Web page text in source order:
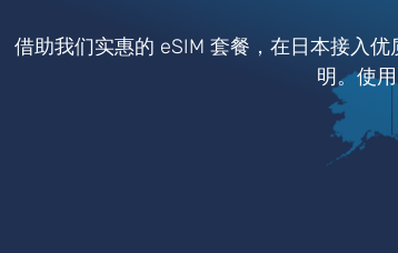
借助我们实惠的 eSIM 套餐，在日本接入
明。使